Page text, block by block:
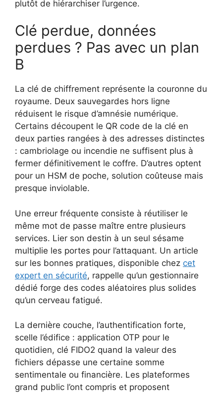
plutôt de hiérarchiser l’urgence.
Clé perdue, données
perdues ? Pas avec un plan
B
La clé de chiffrement représente la couronne du
royaume. Deux sauvegardes hors ligne
réduisent le risque d’amnésie numérique.
Certains découpent le QR code de la clé en
deux parties rangées à des adresses distinctes
: cambriolage ou incendie ne suffisent plus à
fermer définitivement le coffre. D’autres optent
pour un HSM de poche, solution coûteuse mais
presque inviolable.
Une erreur fréquente consiste à réutiliser le
même mot de passe maître entre plusieurs
services. Lier son destin à un seul sésame
multiplie les portes pour l’attaquant. Un article
sur les bonnes pratiques, disponible chez cet
expert en sécurité, rappelle qu’un gestionnaire
dédié forge des codes aléatoires plus solides
qu’un cerveau fatigué.
La dernière couche, l’authentification forte,
scelle l’édifice : application OTP pour le
quotidien, clé FIDO2 quand la valeur des
fichiers dépasse une certaine somme
sentimentale ou financière. Les plateformes
grand public l’ont compris et proposent